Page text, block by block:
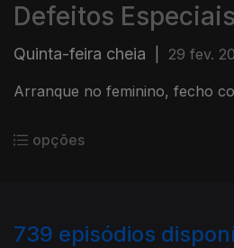
Defeitos Especiais
Quinta-feira cheia 29 fev.
Arranque no feminino, fecho
opções
739 episódios